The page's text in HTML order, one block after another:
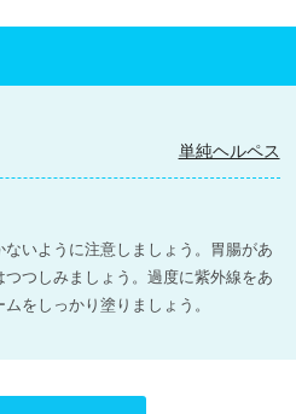
単純ヘルペス
いように注意しましょう。胃腸があ
つしみましょう。過度に紫外線をあ
をしっかり塗りましょう。